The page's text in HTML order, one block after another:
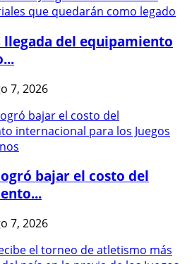
llegada del equipamiento
7, 2026
bajar el costo del
7, 2026